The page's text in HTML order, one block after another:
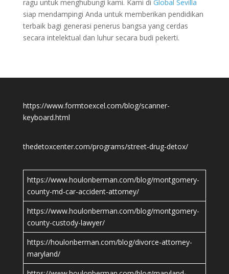
ragu untuk menghubungi kami. Kami di Global Sevilla
siap mendampingi Anda untuk memberikan pendidikan
terbaik bagi generasi penerus bangsa yang cerdas
secara intelektual dan luhur secara budi pekerti.
https://www.formtoexcel.com/blog/scanner-
keyboard.html
thedetoxcenter.com/programs/street-drug-detox/
https://www.houlonberman.com/blog/montgomery-
county-md-car-accident-attorney/
https://www.houlonberman.com/blog/montgomery-
county-custody-lawyer/
https://houlonberman.com/blog/divorce-attorney-
maryland/